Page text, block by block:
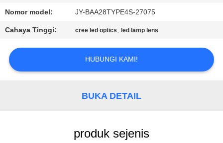
BERITA
KASUS
Nomor model: JY-BAA28TYPE4S-27075
Cahaya Tinggi: cree led optics, led lamp lens
HUBUNGI KAMI!
BUKA DETAIL
produk sejenis